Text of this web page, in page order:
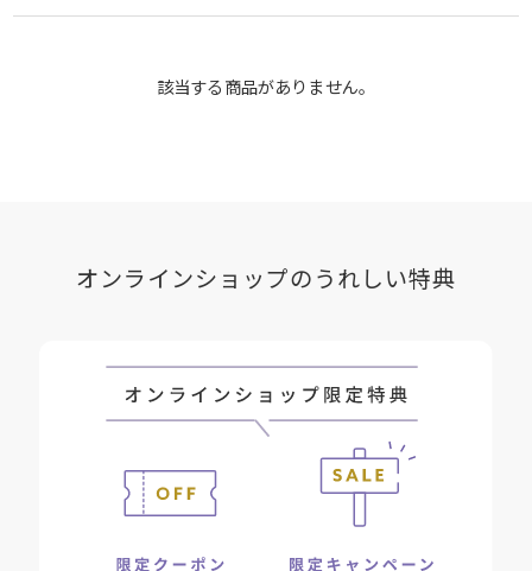
該当する商品がありません。
オンラインショップのうれしい特典